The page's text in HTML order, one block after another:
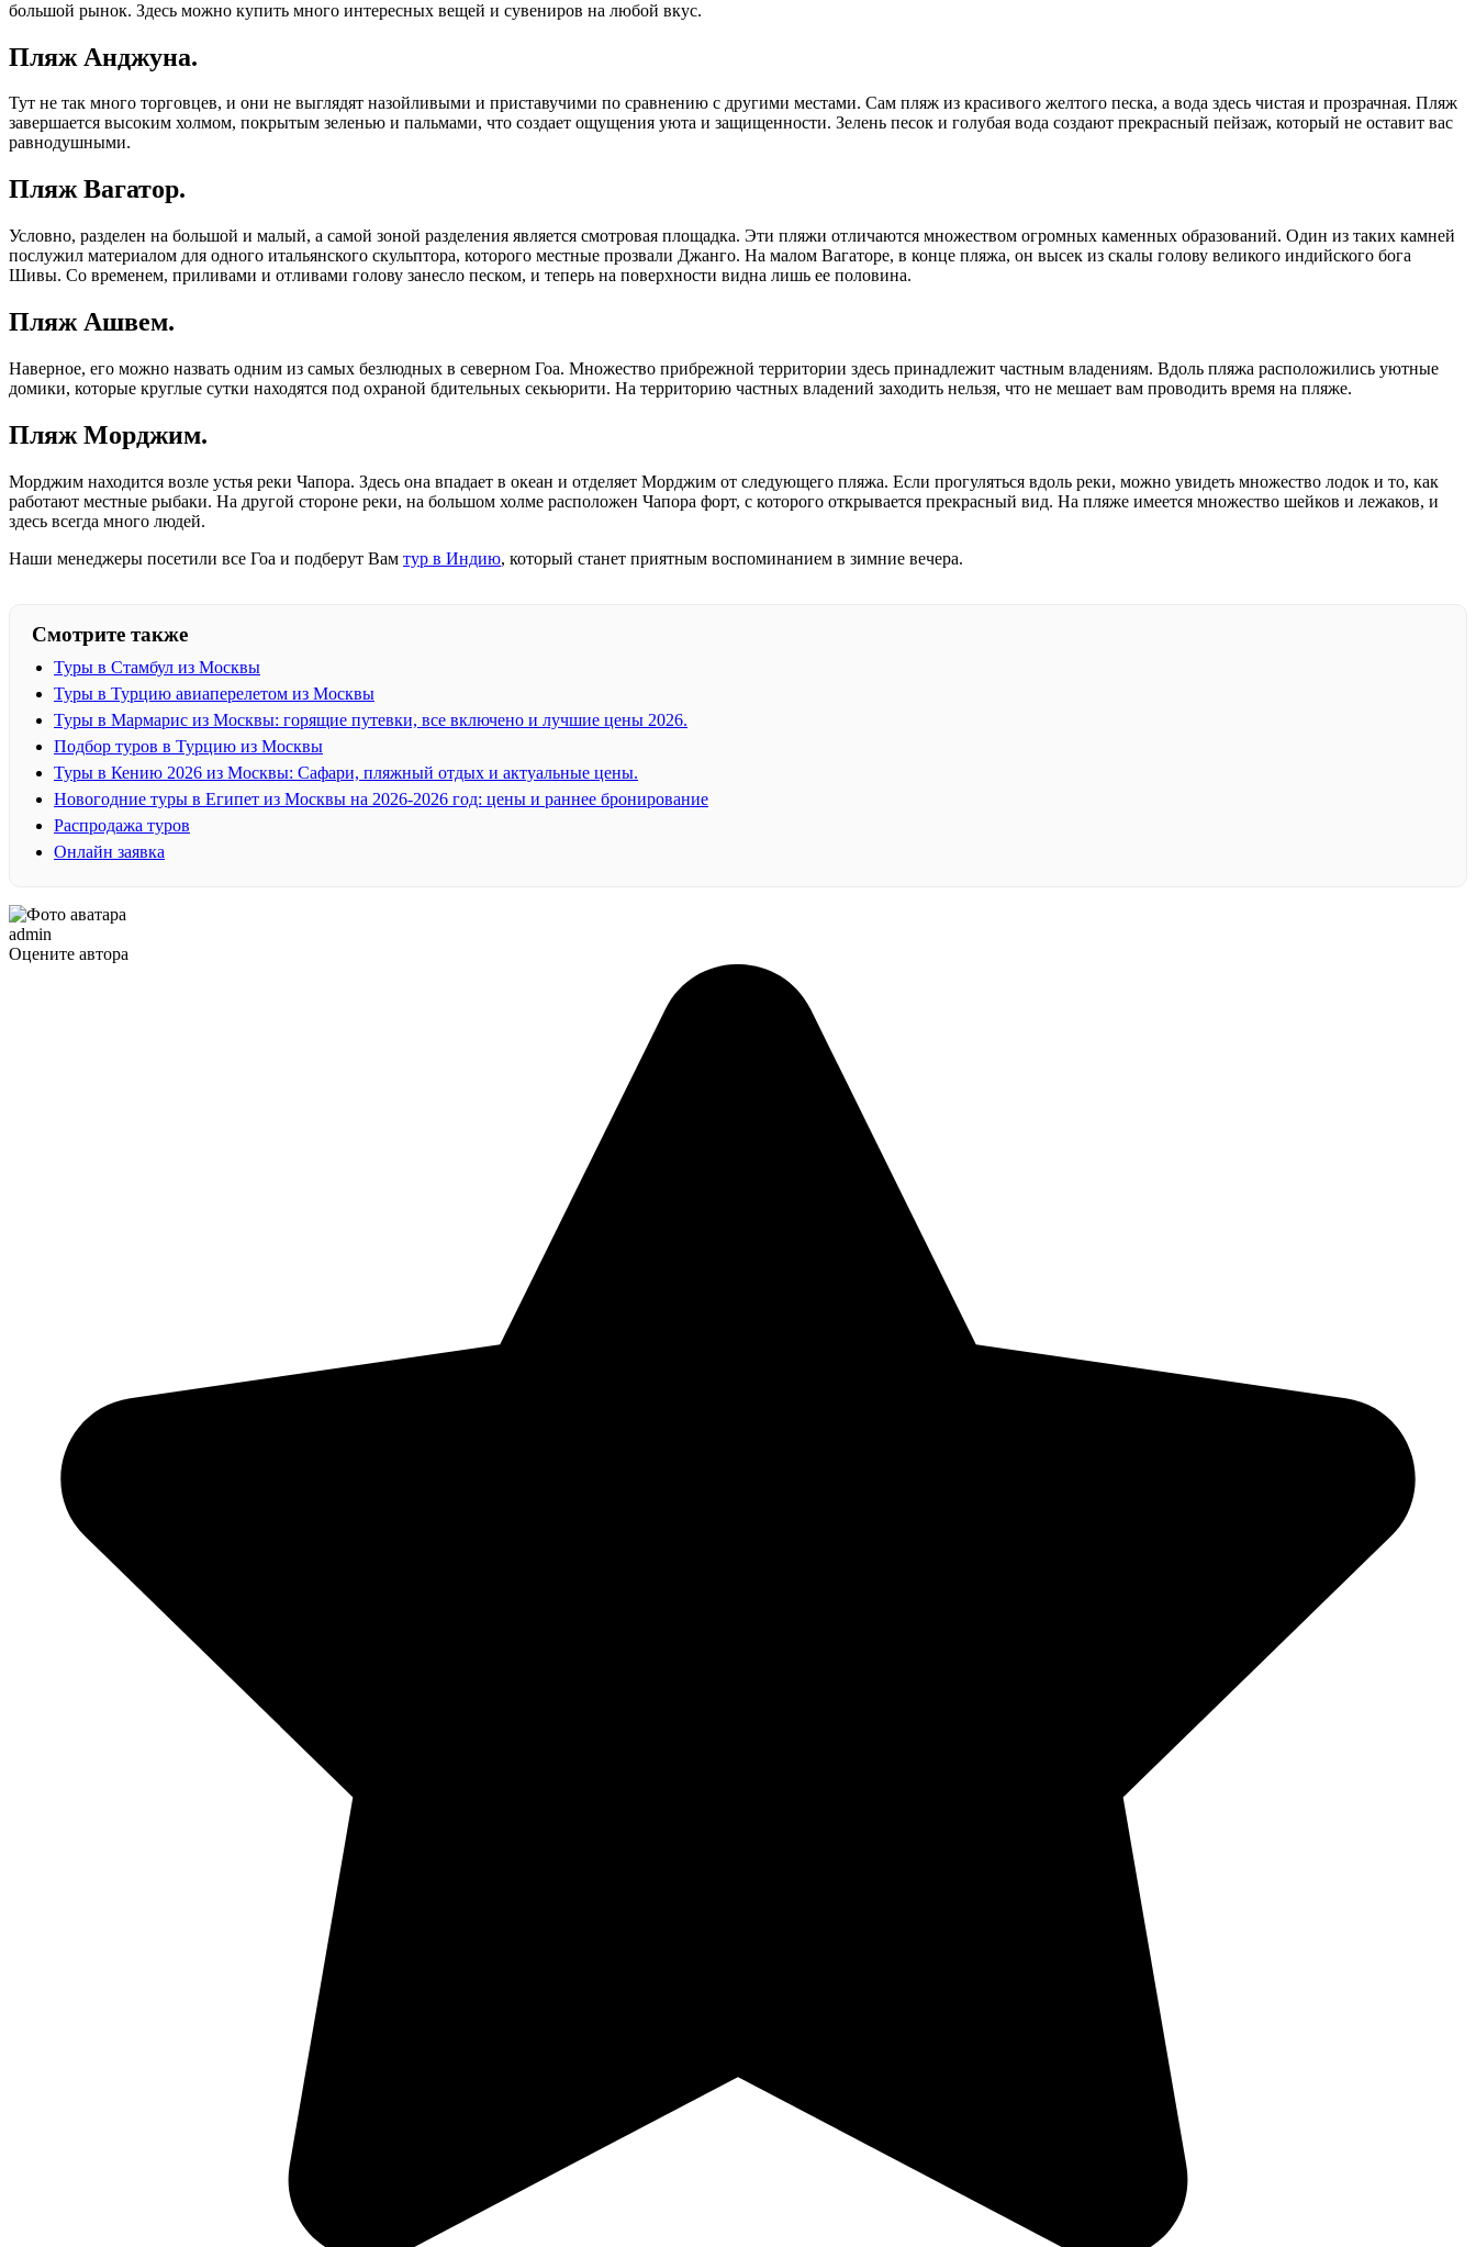
большой рынок. Здесь можно купить много интересных вещей и сувениров на любой вкус.
Пляж Анджуна.
Тут не так много торговцев, и они не выглядят назойливыми и приставучими по сравнению с другими местами. Сам пляж из красивого желтого песка, а вода здесь чистая и прозрачная. Пляж
завершается высоким холмом, покрытым зеленью и пальмами, что создает ощущения уюта и защищенности. Зелень песок и голубая вода создают прекрасный пейзаж, который не оставит вас
равнодушными.
Пляж Вагатор.
Условно, разделен на большой и малый, а самой зоной разделения является смотровая площадка. Эти пляжи отличаются множеством огромных каменных образований. Один из таких камней
послужил материалом для одного итальянского скульптора, которого местные прозвали Джанго. На малом Вагаторе, в конце пляжа, он высек из скалы голову великого индийского бога
Шивы. Со временем, приливами и отливами голову занесло песком, и теперь на поверхности видна лишь ее половина.
Пляж Ашвем.
Наверное, его можно назвать одним из самых безлюдных в северном Гоа. Множество прибрежной территории здесь принадлежит частным владениям. Вдоль пляжа расположились уютные
домики, которые круглые сутки находятся под охраной бдительных секьюрити. На территорию частных владений заходить нельзя, что не мешает вам проводить время на пляже.
Пляж Морджим.
Морджим находится возле устья реки Чапора. Здесь она впадает в океан и отделяет Морджим от следующего пляжа. Если прогуляться вдоль реки, можно увидеть множество лодок и то, как
работают местные рыбаки. На другой стороне реки, на большом холме расположен Чапора форт, с которого открывается прекрасный вид. На пляже имеется множество шейков и лежаков, и
здесь всегда много людей.
Наши менеджеры посетили все Гоа и подберут Вам тур в Индию, который станет приятным воспоминанием в зимние вечера.
Смотрите также
Туры в Стамбул из Москвы
Туры в Турцию авиаперелетом из Москвы
Туры в Мармарис из Москвы: горящие путевки, все включено и лучшие цены 2026.
Подбор туров в Турцию из Москвы
Туры в Кению 2026 из Москвы: Сафари, пляжный отдых и актуальные цены.
Новогодние туры в Египет из Москвы на 2026-2026 год: цены и раннее бронирование
Распродажа туров
Онлайн заявка
admin
Оцените автора